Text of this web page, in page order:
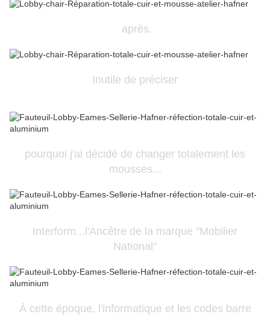
après.
Inutile de préciser
pourquoi j'ai décidé de changer totalement les
mousses...
Interform...l'Ancêtre de la marque "Mobilier
National"
À cette époque, l'informatique et les codes barre